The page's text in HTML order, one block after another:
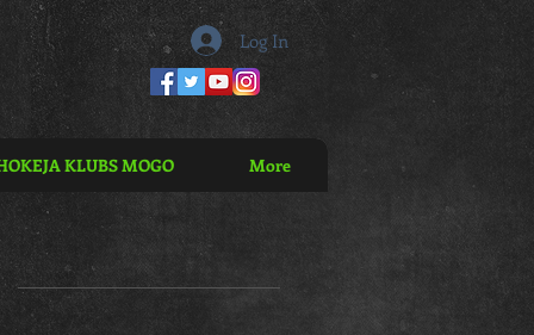
KLUBS MOGO More
Log In